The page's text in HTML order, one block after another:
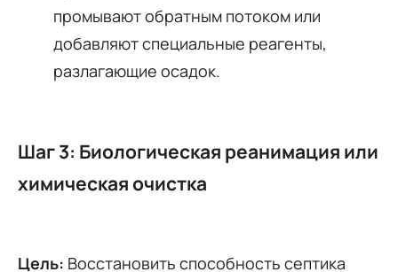
промывают обратным потоком или
добавляют специальные реагенты,
разлагающие осадок.
Шаг 3: Биологическая реанимация или
химическая очистка
Цель: Восстановить способность септика